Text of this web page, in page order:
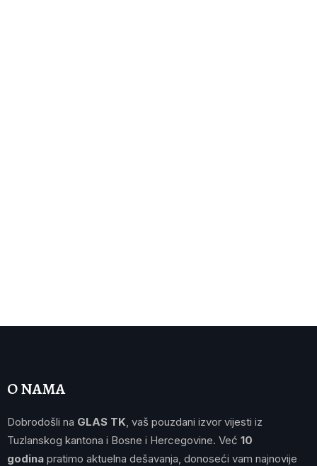
O NAMA
Dobrodošli na GLAS TK , vaš pouzdani izvor vijesti iz
Tuzlanskog kantona i Bosne i Hercegovine. Već 10
godina pratimo aktuelna dešavanja, donoseći vam najnovije